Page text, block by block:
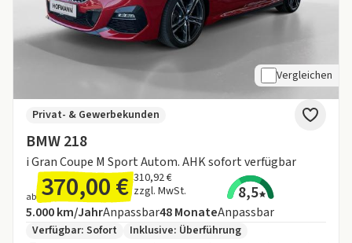
Vergleichen
BMW 218
i Gran Coupe M Sport Autom. AHK sofort verfügbar
Privat- & Gewerbekunden
ab 370,00 € 310,92 €
zzgl. MwSt.
8,5
Angebotsdetails:
Inklusive Laufleistung
5.000 km/JahrAnpassbarLaufzeit
48MonateAnpassbar
Zusätzliche Fahrzeuginformationen:
Verfügbar: Sofort Inklusive: Überführung